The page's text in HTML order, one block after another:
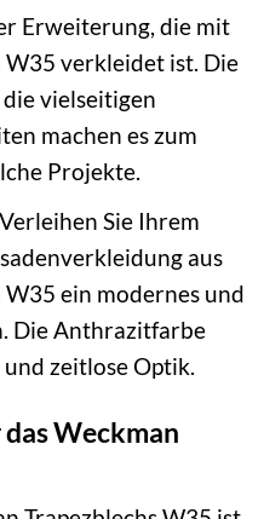
Erweiterung, die mit
W35 verkleidet ist. Die
vielseitigen
machen es zum
Projekte.
Verleihen Sie Ihrem
aus
ein modernes und
Die Anthrazitfarbe
zeitlose Optik.
Weckman